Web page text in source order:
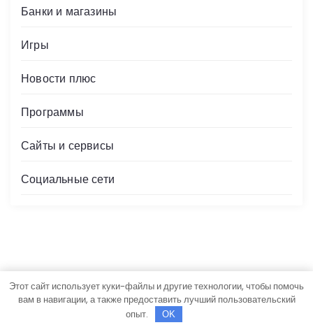
Банки и магазины
Игры
Новости плюс
Программы
Сайты и сервисы
Социальные сети
Авторские права © Все права защищены.
NewslistСозданRise Themes
Этот сайт использует куки-файлы и другие технологии, чтобы помочь
вам в навигации, а также предоставить лучший пользовательский
опыт.
OK